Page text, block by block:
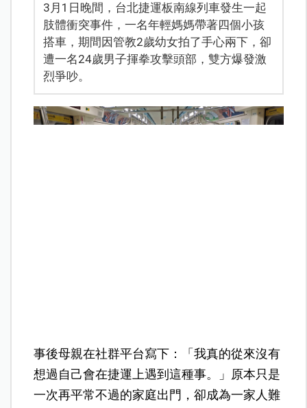
3月1日晚間，台北捷運板南線列車發生一起
肢體衝突事件，一名年輕媽媽帶著四個小孩
搭車，期間因管教2歲幼女拍了手心兩下，卻
遭一名24歲男子揮拳攻擊頭部，雙方爆發激
烈爭吵。
事後母親在社群平台寫下：「我真的從來沒有
想過自己會在捷運上遇到這種事。」原本只是
一次再平常不過的家庭出門，卻成為一家人難